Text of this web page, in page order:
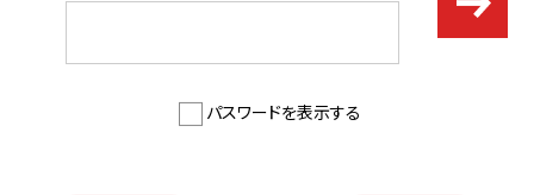
パスワードを表示する